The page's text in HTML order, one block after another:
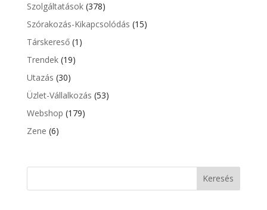
Szolgáltatások(378)
Szórakozás-Kikapcsolódás (15)
Társkereső(1)
Trendek(19)
Utazás (30)
Üzlet-Vállalkozás (53)
Webshop (179)
Zene (6)